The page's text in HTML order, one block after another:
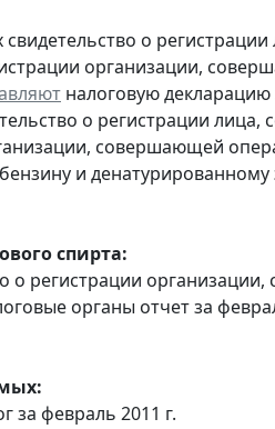
о
организации,
налоговую декларацию
о регистрации
совершающей
и денатурированному
спирта:
о регистрации
органы отчет за
за февраль 2011 г.